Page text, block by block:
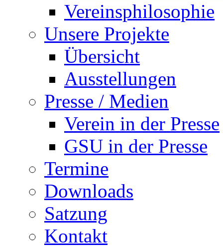
Vereinsphilosophie
Unsere Projekte
Übersicht
Ausstellungen
Presse / Medien
Verein in der Presse
GSU in der Presse
Termine
Downloads
Satzung
Kontakt